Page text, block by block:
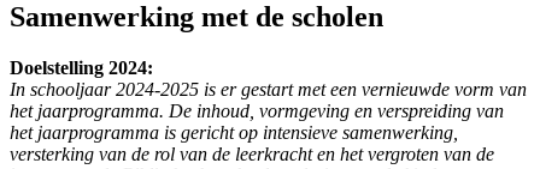
Samenwerking met de scholen
Doelstelling 2024:
In schooljaar 2024-2025 is er gestart met een vernieuwde vorm van
het jaarprogramma. De inhoud, vormgeving en verspreiding van
het jaarprogramma is gericht op intensieve samenwerking,
versterking van de rol van de leerkracht en het vergroten van de